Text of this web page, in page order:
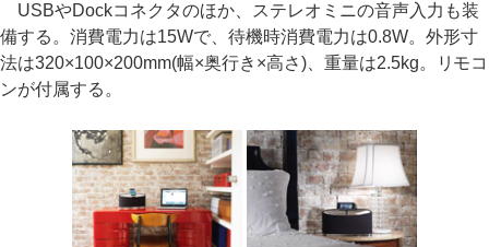
USBやDockコネクタのほか、ステレオミニの音声入力も装
備する。消費電力は15Wで、待機時消費電力は0.8W。外形寸
法は320×100×200mm(幅×奥行き×高さ)、重量は2.5kg。リモコ
ンが付属する。